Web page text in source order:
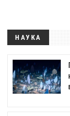
НАУКА